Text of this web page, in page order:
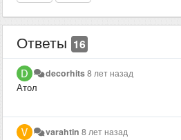
Ответы 16
decorhits8 лет назад
Атол
varahtin 8 лет назад